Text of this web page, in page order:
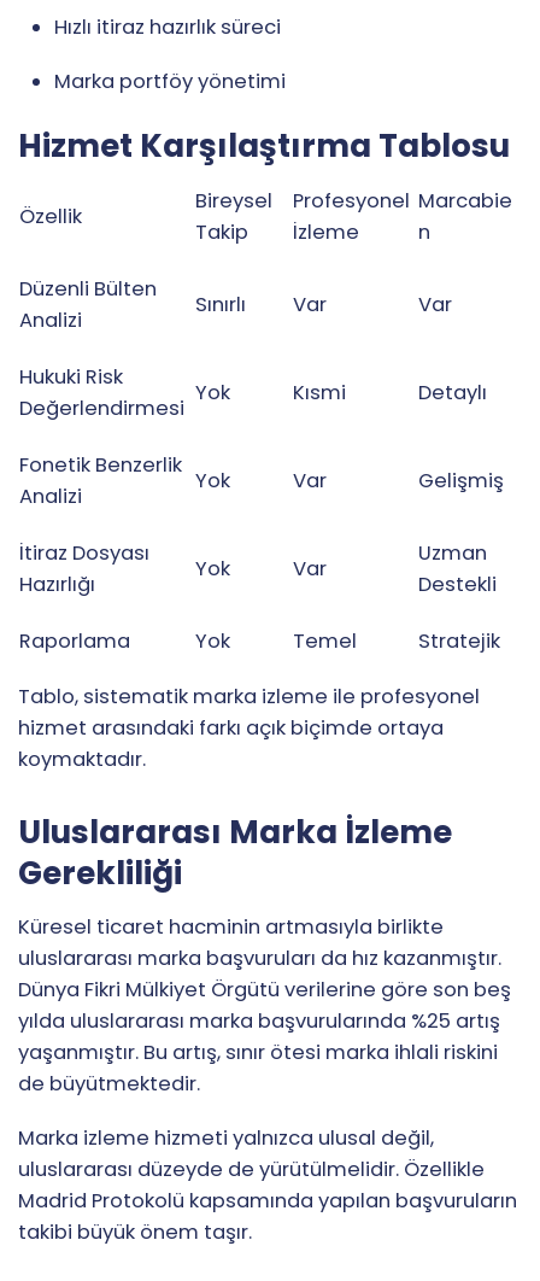
Hızlı itiraz hazırlık süreci
Marka portföy yönetimi
Hizmet Karşılaştırma Tablosu
Özellik
Bireysel
Takip
Profesyonel
İzleme
Marcabie
n
Düzenli Bülten
Analizi
Sınırlı Var Var
Hukuki Risk
Değerlendirmesi
Yok Kısmi Detaylı
Fonetik Benzerlik
Analizi
Yok Var Gelişmiş
İtiraz Dosyası
Hazırlığı
Yok Var
Uzman
Destekli
Raporlama Yok Temel
Stratejik
Tablo, sistematik marka izleme ile profesyonel
hizmet arasındaki farkı açık biçimde ortaya
koymaktadır.
Uluslararası Marka İzleme
Gerekliliği
Küresel ticaret hacminin artmasıyla birlikte
uluslararası marka başvuruları da hız kazanmıştır.
Dünya Fikri Mülkiyet Örgütü verilerine göre son beş
yılda uluslararası marka başvurularında %25 artış
yaşanmıştır. Bu artış, sınır ötesi marka ihlali riskini
de büyütmektedir.
Marka izleme hizmeti yalnızca ulusal değil,
uluslararası düzeyde de yürütülmelidir. Özellikle
Madrid Protokolü kapsamında yapılan başvuruların
takibi büyük önem taşır.